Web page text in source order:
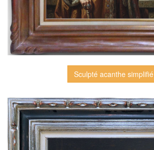
Sculpté acanthe simplifié